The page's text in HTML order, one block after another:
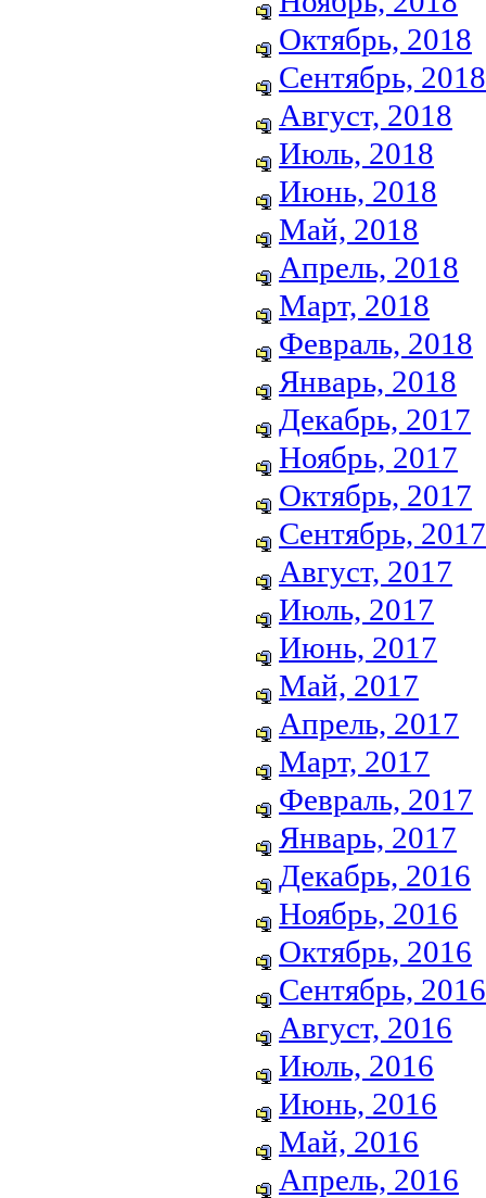
Октябрь, 2018
Сентябрь, 2018
Август, 2018
Июль, 2018
Июнь, 2018
Май, 2018
Апрель, 2018
Март, 2018
Февраль, 2018
Январь, 2018
Декабрь, 2017
Ноябрь, 2017
Октябрь, 2017
Сентябрь, 2017
Август, 2017
Июль, 2017
Июнь, 2017
Май, 2017
Апрель, 2017
Март, 2017
Февраль, 2017
Январь, 2017
Декабрь, 2016
Ноябрь, 2016
Октябрь, 2016
Сентябрь, 2016
Август, 2016
Июль, 2016
Июнь, 2016
Май, 2016
Апрель, 2016